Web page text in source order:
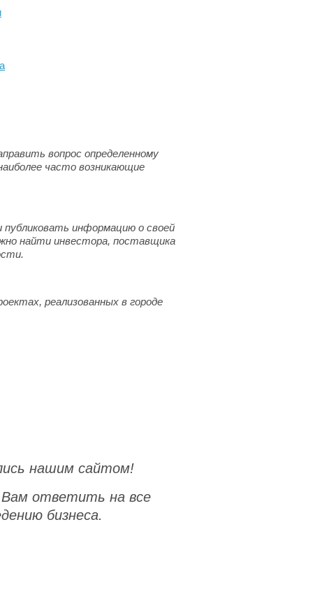
вопрос определенному
часто возникающие
информацию о своей
найти инвестора, поставщика
реализованных в городе
нашим сайтом!
ответить на все
бизнеса.